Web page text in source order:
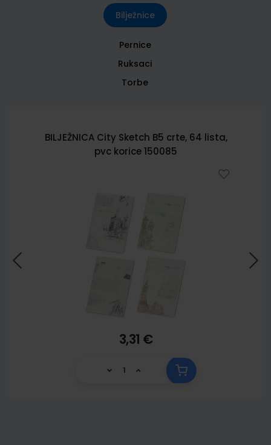
Bilježnice
Pernice
Ruksaci
Torbe
BILJEŽNICA City Sketch B5 crte, 64 lista,
pvc korice 150085
3,31 €